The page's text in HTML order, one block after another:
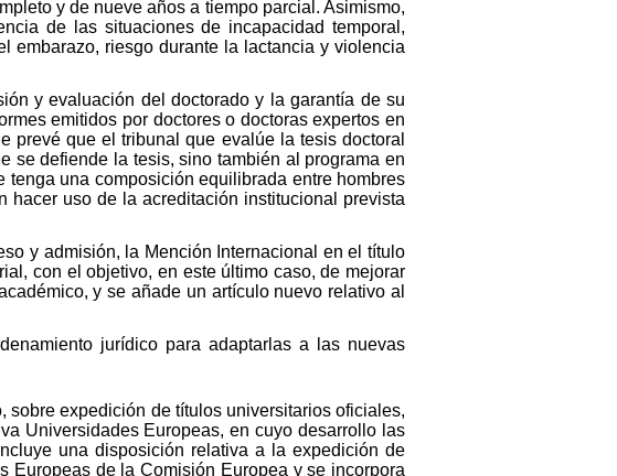
y de nueve años a tiempo parcial. Asimismo,
de las situaciones de incapacidad temporal,
embarazo, riesgo durante la lactancia y violencia
y evaluación del doctorado y la garantía de su
emitidos por doctores o doctoras expertos en
prevé que el tribunal que evalúe la tesis doctoral
se defiende la tesis, sino también al programa en
una composición equilibrada entre hombres
hacer uso de la acreditación institucional prevista
y admisión, la Mención Internacional en el título
con el objetivo, en este último caso, de mejorar
y se añade un artículo nuevo relativo al
jurídico para adaptarlas a las nuevas
sobre expedición de títulos universitarios oficiales,
Universidades Europeas, en cuyo desarrollo las
una disposición relativa a la expedición de
Europeas de la Comisión Europea y se incorpora